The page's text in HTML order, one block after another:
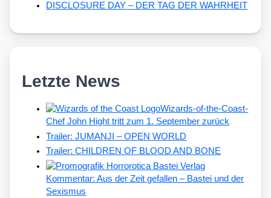
DISCLOSURE DAY – DER TAG DER WAHRHEIT
Letzte News
Wizards-of-the-Coast-
Chef John Hight tritt zum 1. September zurück
Trailer: JUMANJI – OPEN WORLD
Trailer: CHILDREN OF BLOOD AND BONE
Kommentar: Aus der Zeit gefallen – Bastei und der
Sexismus